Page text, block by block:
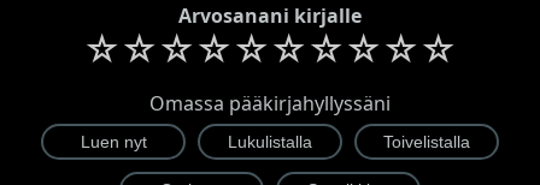
Arvosanani kirjalle
☆☆☆☆☆☆☆☆☆☆
Omassa pääkirjahyllyssäni